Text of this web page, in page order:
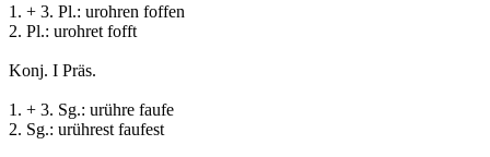
1. + 3. Pl.: urohren foffen
2. Pl.: urohret fofft
Konj. I Präs.
1. + 3. Sg.: urühre faufe
2. Sg.: urührest faufest